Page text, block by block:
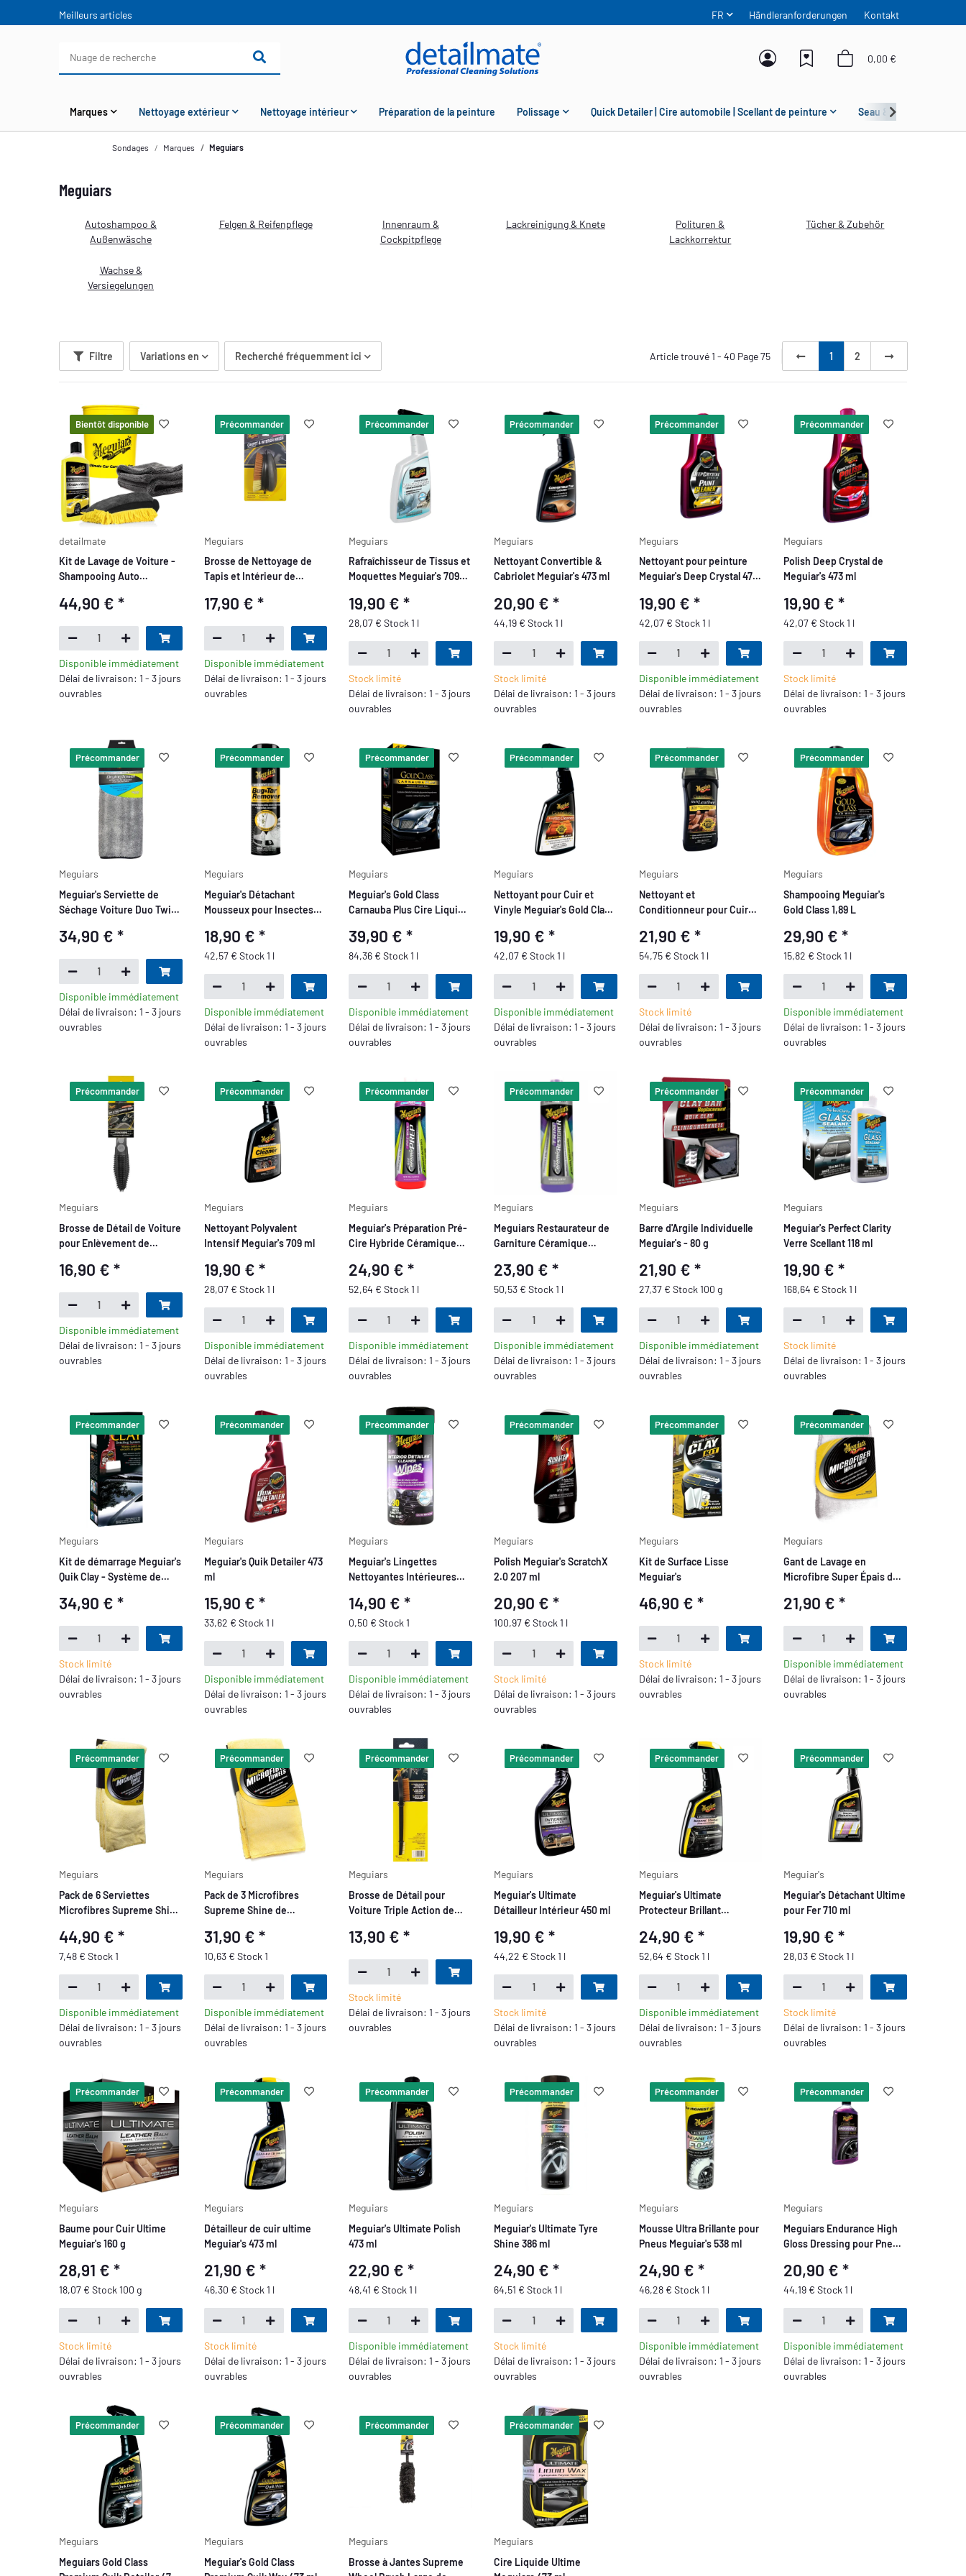
FR Händleranforderungen Kontakt
Meilleurs articles
0,00 €
Marques Nettoyage extérieur Nettoyage intérieur Préparation de la peinture Polissage Quick Detailer | Cire automobile | Scellant de peinture Seau & Grit Guard
Sondages Marques Meguiars
Meguiars
Autoshampoo &
Außenwäsche
Felgen & Reifenpflege
Innenraum &
Cockpitpflege
Lackreinigung & Knete
Polituren &
Lackkorrektur
Tücher & Zubehör
Wachse &
Versiegelungen
Filtre Variations en Recherché fréquemment ici Article trouvé 1 - 40 Page 75 1 2
Bientôt disponible
detailmate
Kit de Lavage de Voiture -
Shampooing Auto
ml + Seau 5 GAL +
44,90 €*
Disponible immédiatement
Délai de livraison: 1 - 3 jours
ouvrables
Précommander
Meguiars
Brosse de Nettoyage de
Tapis et Intérieur de
17,90 € *
Disponible immédiatement
Délai de livraison: 1 - 3 jours
ouvrables
Précommander
Meguiars
Rafraîchisseur de Tissus et
Moquettes Meguiar's 709
19,90 €*
28,07 € Stock 1 l
Stock limité
Délai de livraison: 1 - 3 jours
ouvrables
Précommander
Meguiars
Nettoyant Convertible &
Cabriolet Meguiar's 473 ml
20,90 € *
44,19 € Stock 1 l
Stock limité
Délai de livraison: 1 - 3 jours
ouvrables
Précommander
Meguiars
Nettoyant pour peinture
Meguiar's Deep Crystal 473
19,90 € *
42,07 € Stock 1 l
Disponible immédiatement
Délai de livraison: 1 - 3 jours
ouvrables
Précommander
Meguiars
Polish Deep Crystal de
Meguiar's 473 ml
19,90 €*
42,07 € Stock 1 l
Stock limité
Délai de livraison: 1 - 3 jours
ouvrables
Précommander
Meguiars
Meguiar's Serviette de
Séchage Voiture Duo Twist
34,90 €*
Disponible immédiatement
Délai de livraison: 1 - 3 jours
ouvrables
Précommander
Meguiars
Meguiar's Détachant
Mousseux pour Insectes
18,90 € *
42,57 € Stock 1 l
Disponible immédiatement
Délai de livraison: 1 - 3 jours
ouvrables
Précommander
Meguiars
Meguiar's Gold Class
Carnauba Plus Cire Liquide
39,90 €*
84,36 € Stock 1 l
Disponible immédiatement
Délai de livraison: 1 - 3 jours
ouvrables
Précommander
Meguiars
Nettoyant pour Cuir et
Vinyle Meguiar's Gold Class
19,90 € *
42,07 € Stock 1 l
Disponible immédiatement
Délai de livraison: 1 - 3 jours
ouvrables
Précommander
Meguiars
Nettoyant et
Conditionneur pour Cuir
400 ml
21,90 € *
54,75 € Stock 1 l
Stock limité
Délai de livraison: 1 - 3 jours
ouvrables
Précommander
Meguiars
Shampooing Meguiar's
Gold Class 1,89 L
29,90 €*
15,82 € Stock 1 l
Disponible immédiatement
Délai de livraison: 1 - 3 jours
ouvrables
Précommander
Meguiars
Brosse de Détail de Voiture
pour Enlèvement de
Meguiar's
16,90 €*
Disponible immédiatement
Délai de livraison: 1 - 3 jours
ouvrables
Précommander
Meguiars
Nettoyant Polyvalent
Intensif Meguiar's 709 ml
19,90 € *
28,07 € Stock 1 l
Disponible immédiatement
Délai de livraison: 1 - 3 jours
ouvrables
Précommander
Meguiars
Meguiar's Préparation Pré-
Cire Hybride Céramique
24,90 €*
52,64 € Stock 1 l
Disponible immédiatement
Délai de livraison: 1 - 3 jours
ouvrables
Précommander
Meguiars
Meguiars Restaurateur de
Garniture Céramique
Plastique 473 ml
23,90 € *
50,53 € Stock 1 l
Disponible immédiatement
Délai de livraison: 1 - 3 jours
ouvrables
Précommander
Meguiars
Barre d'Argile Individuelle
Meguiar's - 80 g
21,90 € *
27,37 € Stock 100 g
Disponible immédiatement
Délai de livraison: 1 - 3 jours
ouvrables
Précommander
Meguiars
Meguiar's Perfect Clarity
Verre Scellant 118 ml
19,90 €*
168,64 € Stock 1 l
Stock limité
Délai de livraison: 1 - 3 jours
ouvrables
Précommander
Meguiars
Kit de démarrage Meguiar's
Quik Clay - Système de
34,90 €*
Stock limité
Délai de livraison: 1 - 3 jours
ouvrables
Précommander
Meguiars
Meguiar's Quik Detailer 473
ml
15,90 € *
33,62 € Stock 1 l
Disponible immédiatement
Délai de livraison: 1 - 3 jours
ouvrables
Précommander
Meguiars
Meguiar's Lingettes
Nettoyantes Intérieures
14,90 €*
0,50 € Stock 1
Disponible immédiatement
Délai de livraison: 1 - 3 jours
ouvrables
Précommander
Meguiars
Polish Meguiar's ScratchX
2.0 207 ml
20,90 € *
100,97 € Stock 1 l
Stock limité
Délai de livraison: 1 - 3 jours
ouvrables
Précommander
Meguiars
Kit de Surface Lisse
Meguiar's
46,90 € *
Stock limité
Délai de livraison: 1 - 3 jours
ouvrables
Précommander
Meguiars
Gant de Lavage en
Microfibre Super Épais de
21,90 €*
Disponible immédiatement
Délai de livraison: 1 - 3 jours
ouvrables
Précommander
Meguiars
Pack de 6 Serviettes
Microfibres Supreme Shine
44,90 €*
7,48 € Stock 1
Disponible immédiatement
Délai de livraison: 1 - 3 jours
ouvrables
Précommander
Meguiars
Pack de 3 Microfibres
Supreme Shine de
31,90 € *
10,63 € Stock 1
Disponible immédiatement
Délai de livraison: 1 - 3 jours
ouvrables
Précommander
Meguiars
Brosse de Détail pour
Voiture Triple Action de
13,90 €*
Stock limité
Délai de livraison: 1 - 3 jours
ouvrables
Précommander
Meguiars
Meguiar's Ultimate
Détailleur Intérieur 450 ml
19,90 € *
44,22 € Stock 1 l
Stock limité
Délai de livraison: 1 - 3 jours
ouvrables
Précommander
Meguiars
Meguiar's Ultimate
Protecteur Brillant
24,90 € *
52,64 € Stock 1 l
Disponible immédiatement
Délai de livraison: 1 - 3 jours
ouvrables
Précommander
Meguiar's
Meguiar's Détachant Ultime
pour Fer 710 ml
19,90 €*
28,03 € Stock 1 l
Stock limité
Délai de livraison: 1 - 3 jours
ouvrables
Précommander
Meguiars
Baume pour Cuir Ultime
Meguiar's 160 g
28,91 €*
18,07 € Stock 100 g
Stock limité
Délai de livraison: 1 - 3 jours
ouvrables
Précommander
Meguiars
Détailleur de cuir ultime
Meguiar's 473 ml
21,90 € *
46,30 € Stock 1 l
Stock limité
Délai de livraison: 1 - 3 jours
ouvrables
Précommander
Meguiars
Meguiar's Ultimate Polish
473 ml
22,90 €*
48,41 € Stock 1 l
Disponible immédiatement
Délai de livraison: 1 - 3 jours
ouvrables
Précommander
Meguiars
Meguiar's Ultimate Tyre
Shine 386 ml
24,90 € *
64,51 € Stock 1 l
Stock limité
Délai de livraison: 1 - 3 jours
ouvrables
Précommander
Meguiars
Mousse Ultra Brillante pour
Pneus Meguiar's 538 ml
24,90 € *
46,28 € Stock 1 l
Disponible immédiatement
Délai de livraison: 1 - 3 jours
ouvrables
Précommander
Meguiars
Meguiars Endurance High
Gloss Dressing pour Pneus
20,90 €*
44,19 € Stock 1 l
Disponible immédiatement
Délai de livraison: 1 - 3 jours
ouvrables
Précommander
Meguiars
Meguiars Gold Class
Précommander
Meguiars
Meguiar's Gold Class
Précommander
Meguiars
Brosse à Jantes Supreme
Précommander
Meguiars
Cire Liquide Ultime